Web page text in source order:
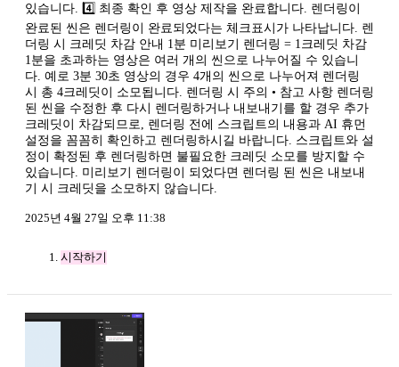
있습니다. 4️⃣ 최종 확인 후 영상 제작을 완료합니다. 렌더링이
완료된 씬은 렌더링이 완료되었다는 체크표시가 나타납니다. 렌
더링 시 크레딧 차감 안내 1분 미리보기 렌더링 = 1크레딧 차감
1분을 초과하는 영상은 여러 개의 씬으로 나누어질 수 있습니
다. 예로 3분 30초 영상의 경우 4개의 씬으로 나누어져 렌더링
시 총 4크레딧이 소모됩니다. 렌더링 시 주의 • 참고 사항 렌더링
된 씬을 수정한 후 다시 렌더링하거나 내보내기를 할 경우 추가
크레딧이 차감되므로, 렌더링 전에 스크립트의 내용과 AI 휴먼
설정을 꼼꼼히 확인하고 렌더링하시길 바랍니다. 스크립트와 설
정이 확정된 후 렌더링하면 불필요한 크레딧 소모를 방지할 수
있습니다. 미리보기 렌더링이 되었다면 렌더링 된 씬은 내보내
기 시 크레딧을 소모하지 않습니다.
2025년 4월 27일 오후 11:38
시작하기